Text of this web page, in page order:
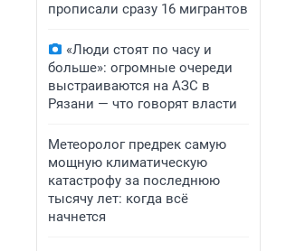
прописали сразу 16 мигрантов
«Люди стоят по часу и
больше»: огромные очереди
выстраиваются на АЗС в
Рязани — что говорят власти
Метеоролог предрек самую
мощную климатическую
катастрофу за последнюю
тысячу лет: когда всё
начнется